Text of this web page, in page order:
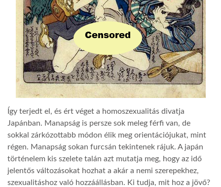
Így terjedt el, és ért véget a homoszexualitás divatja
Japánban. Manapság is persze sok meleg férfi van, de
sokkal zárkózottabb módon élik meg orientációjukat, mint
régen. Manapság sokan furcsán tekintenek rájuk. A japán
történelem kis szelete talán azt mutatja meg, hogy az idő
jelentős változásokat hozhat a akár a nemi szerepekhez,
szexualitáshoz való hozzáállásban. Ki tudja, mit hoz a jövő?